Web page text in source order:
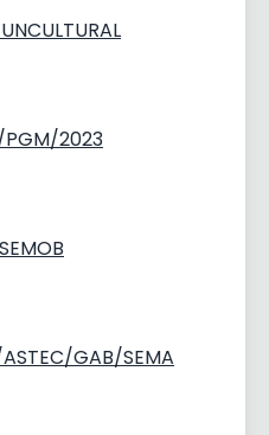
PGM/2023
GAB/SEMA